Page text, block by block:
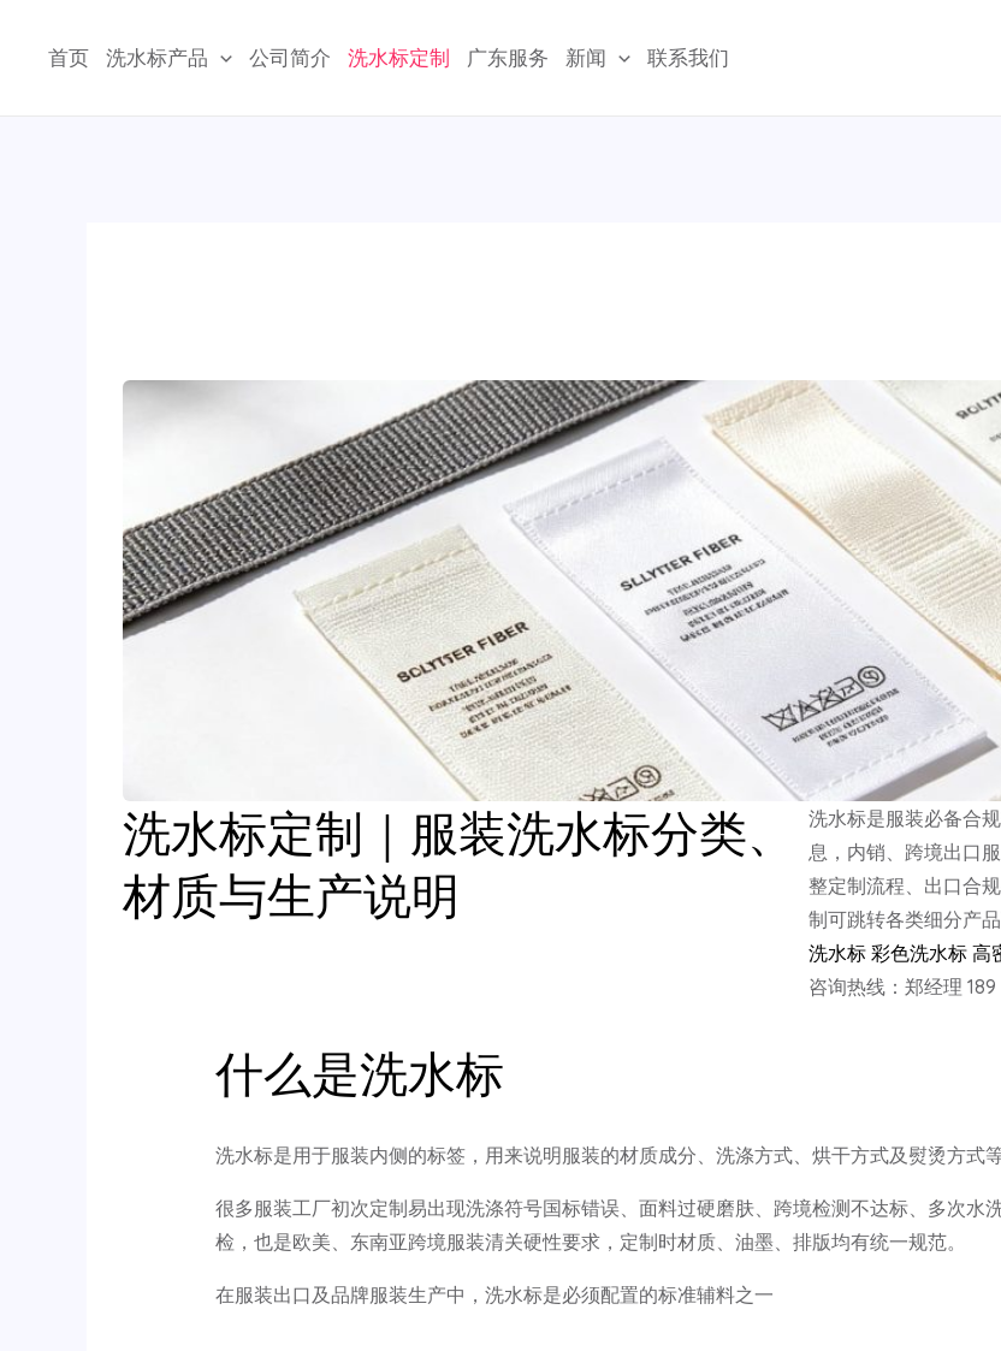
首页 洗水标产品 公司简介 洗水标定制 广东服务 新闻 联系我们
洗水标定制｜服装洗水标分类、
材质与生产说明
洗水标是服装必备合
息，内销、跨境出口
整定制流程、出口合
制可跳转各类细分产品
洗水标 彩色洗水标 高
咨询热线：郑经理 189
什么是洗水标
洗水标是用于服装内侧的标签，用来说明服装的材质成分、洗涤方式、烘干方式及熨烫方式等
很多服装工厂初次定制易出现洗涤符号国标错误、面料过硬磨肤、跨境检测不达标、多次水
检，也是欧美、东南亚跨境服装清关硬性要求，定制时材质、油墨、排版均有统一规范。
在服装出口及品牌服装生产中，洗水标是必须配置的标准辅料之一